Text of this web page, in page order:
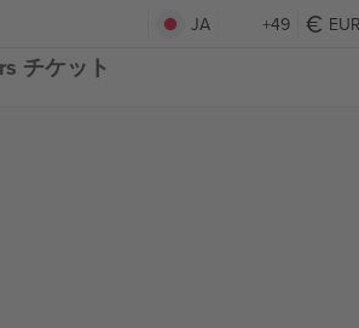
JA +49 EUR
チケット